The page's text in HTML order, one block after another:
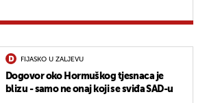
FIJASKO U ZALJEVU
Dogovor oko Hormuškog tjesnaca je
blizu - samo ne onaj koji se sviđa SAD-u